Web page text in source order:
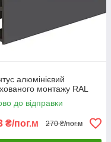
алюмінієвий
монтажу RAL
до відправки
₴/пог.м 270 ₴/пог.м